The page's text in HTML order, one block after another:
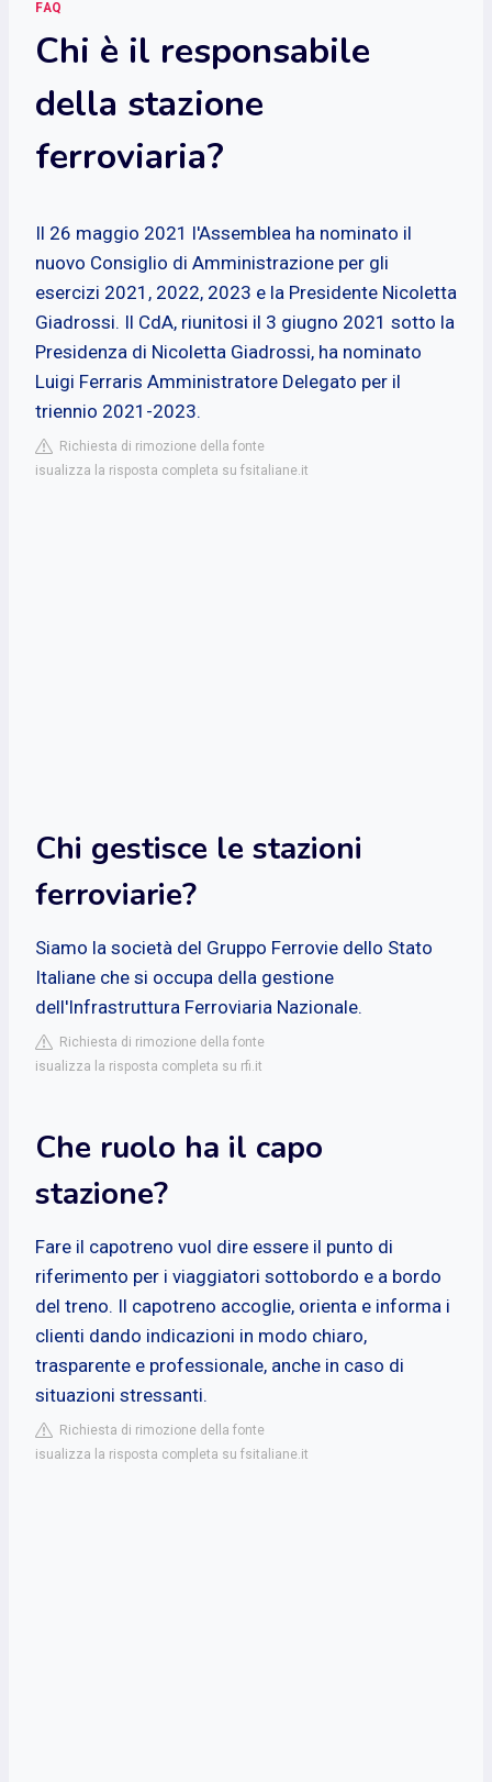
FAQ
Chi è il responsabile
della stazione
ferroviaria?
Il 26 maggio 2021 l'Assemblea ha nominato il
nuovo Consiglio di Amministrazione per gli
esercizi 2021, 2022, 2023 e la Presidente Nicoletta
Giadrossi. Il CdA, riunitosi il 3 giugno 2021 sotto la
Presidenza di Nicoletta Giadrossi, ha nominato
Luigi Ferraris Amministratore Delegato per il
triennio 2021-2023.
Richiesta di rimozione della fonte
isualizza la risposta completa su fsitaliane.it
Chi gestisce le stazioni
ferroviarie?
Siamo la società del Gruppo Ferrovie dello Stato
Italiane che si occupa della gestione
dell'Infrastruttura Ferroviaria Nazionale.
Richiesta di rimozione della fonte
isualizza la risposta completa su rfi.it
Che ruolo ha il capo
stazione?
Fare il capotreno vuol dire essere il punto di
riferimento per i viaggiatori sottobordo e a bordo
del treno. Il capotreno accoglie, orienta e informa i
clienti dando indicazioni in modo chiaro,
trasparente e professionale, anche in caso di
situazioni stressanti.
Richiesta di rimozione della fonte
isualizza la risposta completa su fsitaliane.it